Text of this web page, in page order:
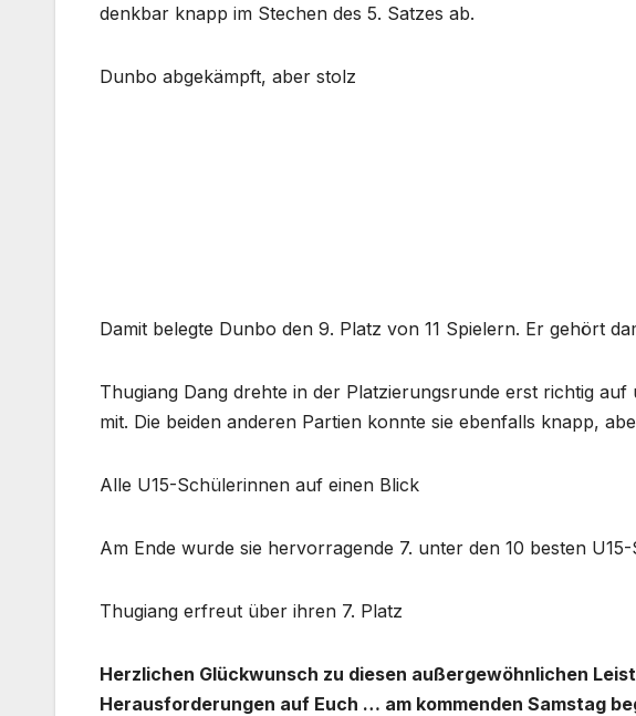
denkbar knapp im Stechen des 5. Satzes ab.
Dunbo abgekämpft, aber stolz
Damit belegte Dunbo den 9. Platz von 11 Spielern. Er gehört
Thugiang Dang drehte in der Platzierungsrunde erst richtig
mit. Die beiden anderen Partien konnte sie ebenfalls knapp,
Alle U15-Schülerinnen auf einen Blick
Am Ende wurde sie hervorragende 7. unter den 10 besten
Thugiang erfreut über ihren 7. Platz
Herzlichen Glückwunsch zu diesen außergewöhnlichen
Herausforderungen auf Euch … am kommenden Samstag